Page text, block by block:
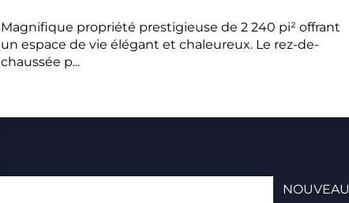
Magnifique propriété prestigieuse de 2 240 pi² offrant
un espace de vie élégant et chaleureux. Le rez-de-
chaussée p...
NOUVEAU